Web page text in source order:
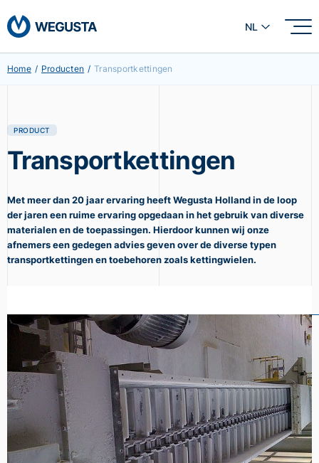
NL
Home / Producten / Transportkettingen
PRODUCT
Transportkettingen
Met meer dan 20 jaar ervaring heeft Wegusta Holland in de loop
der jaren een ruime ervaring opgedaan in het gebruik van diverse
materialen en de toepassingen. Hierdoor kunnen wij onze
afnemers een gedegen advies gevenover de diverse typen
transportkettingen en toebehoren zoals kettingwielen.